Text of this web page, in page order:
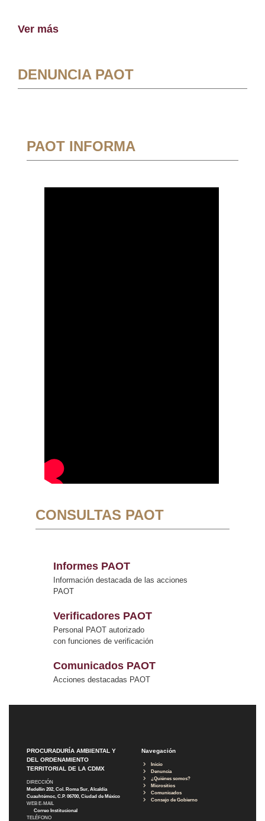
Ver más
DENUNCIA PAOT
PAOT INFORMA
CONSULTAS PAOT
Informes PAOT
Información destacada de las acciones
PAOT
Verificadores PAOT
Personal PAOT autorizado
con funciones de verificación
Comunicados PAOT
Acciones destacadas PAOT
PROCURADURÍA AMBIENTAL Y
DEL ORDENAMIENTO
TERRITORIAL DE LA CDMX
DIRECCIÓN
Medellín 202, Col. Roma Sur, Alcaldía
Cuauhtémoc, C.P. 06700, Ciudad de México
WEB E-MAIL
Correo Institucional
TELÉFONO
Navegación
Inicio
Denuncia
¿Quiénes somos?
Micrositios
Comunicados
Consejo de Gobierno